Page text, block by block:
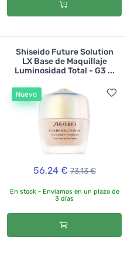
Shiseido Future Solution
LX Base de Maquillaje
Luminosidad Total - G3 ...
Nuevo
56,24 € 73,13 €
En stock - Enviamos en un plazo de
3 días